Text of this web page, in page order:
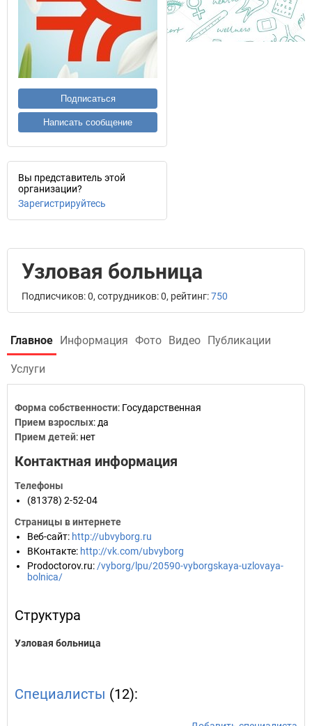
Подписаться
Написать сообщение
Вы представитель этой
организации?
Зарегистрируйтесь
Узловая больница
Подписчиков: 0, сотрудников: 0, рейтинг:750
Главное Информация Фото Видео Публикации
Услуги
Форма собственности: Государственная
Прием взрослых: да
Прием детей: нет
Контактная информация
Телефоны
(81378) 2-52-04
Страницы в интернете
Веб-сайт: http://ubvyborg.ru
ВКонтакте: http://vk.com/ubvyborg
Prodoctorov.ru: /vyborg/lpu/20590-vyborgskaya-uzlovaya-
bolnica/
Структура
Узловая больница
Специалисты (12):